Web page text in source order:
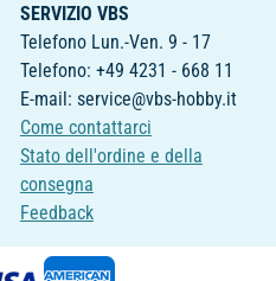
SERVIZIO VBS
Telefono Lun.-Ven. 9 - 17
Telefono: +49 4231 - 668 11
E-mail: service@vbs-hobby.it
Come contattarci
Stato dell'ordine e della
consegna
Feedback